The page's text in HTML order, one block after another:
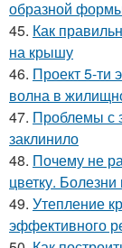
образной
45. Как
на крышу
46. Проект 5-ти
волна в
47. Проблемы с
заклинило
48. Почему не
цветку.
49. Утепление
эффективного